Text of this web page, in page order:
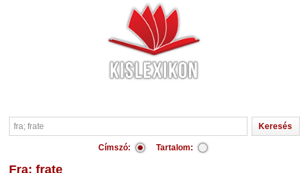
Címszó: Tartalom:
fra; frate